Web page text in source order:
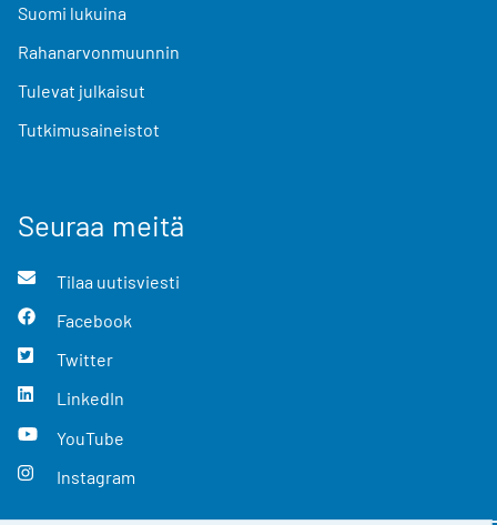
Suomi lukuina
Rahanarvonmuunnin
Tulevat julkaisut
Tutkimusaineistot
Seuraa meitä
Tilaa uutisviesti
Facebook
Twitter
LinkedIn
YouTube
Instagram